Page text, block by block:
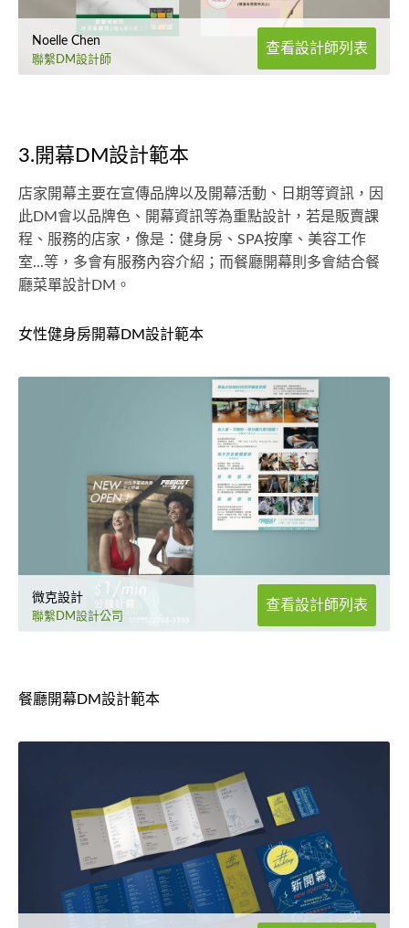
Noelle Chen
聯繫DM設計師
查看設計師列表
3.開幕DM設計範本
店家開幕主要在宣傳品牌以及開幕活動、日期等資訊，因
此DM會以品牌色、開幕資訊等為重點設計，若是販賣課
程、服務的店家，像是：健身房、SPA按摩、美容工作
室...等，多會有服務內容介紹；而餐廳開幕則多會結合餐
廳菜單設計DM。
女性健身房開幕DM設計範本
微克設計
聯繫DM設計公司
查看設計師列表
餐廳開幕DM設計範本